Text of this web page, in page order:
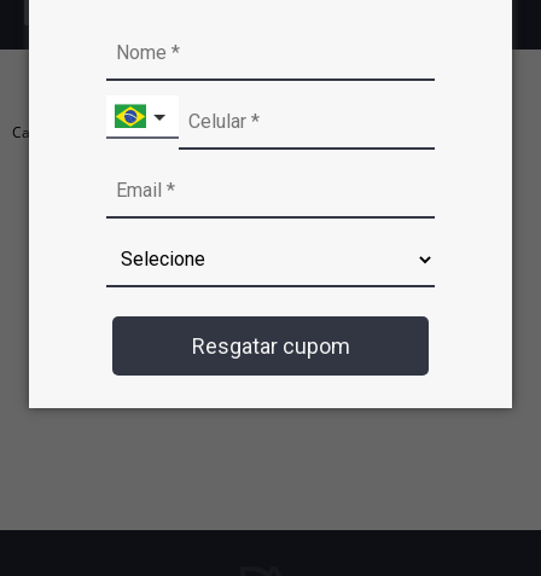
Resgatar cupom
CUBAS DE EMBUTIR
Carregando...